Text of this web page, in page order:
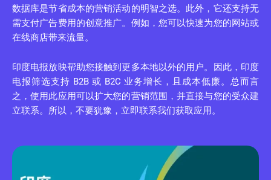
数据库是节省成本的营销活动的明智之选。此外，它还支持无
需支付广告费用的创意推广。例如，您可以快速为您的网站或
在线商店带来流量。
印度电报放映帮助您接触到更多本地以外的用户。因此，印度
电报筛选支持 B2B 或 B2C 业务增长，且成本低廉。总而言
之，使用此应用可以扩大您的营销范围，并直接与您的受众建
立联系。所以，不要犹豫，立即联系我们获取应用。